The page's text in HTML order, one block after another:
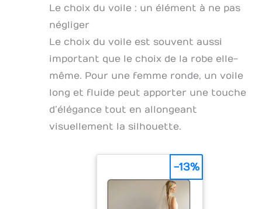
Le choix du voile : un élément à ne pas
négliger
Le choix du voile est souvent aussi
important que le choix de la robe elle-
même. Pour une femme ronde, un voile
long et fluide peut apporter une touche
d’élégance tout en allongeant
visuellement la silhouette.
-13%